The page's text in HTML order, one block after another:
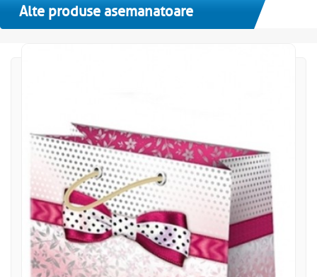
Alte produse asemanatoare